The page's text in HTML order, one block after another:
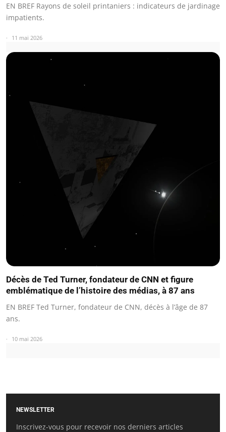
EN BREF Rayons de soleil printaniers : indicateurs de jardinage
impatients.
11 mai 2026
Décès de Ted Turner, fondateur de CNN et figure
emblématique de l’histoire des médias, à 87 ans
EN BREF Ted Turner, fondateur de CNN, décès à l’âge de 87
ans.
10 mai 2026
NEWSLETTER
Inscrivez-vous pour recevoir nos derniers articles